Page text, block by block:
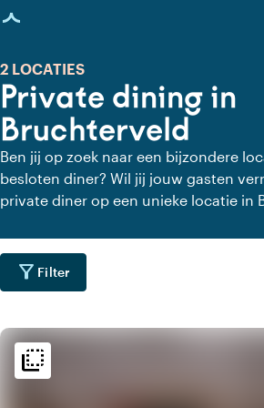
geladen
Private dining in
Bruchterveld
2 LOCATIES
Ben jij op zoek naar een bijzondere
besloten diner? Wil jij jouw gasten
private diner op een unieke locatie in
Bruchterveld waar je in alle rust kunt
private dining locaties voor een
diner.
filter_alt Filter
flip_to_back
flip_to_back